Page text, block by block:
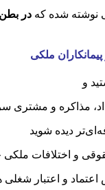
نوشته شده که در بطن
ملکی
و
مذاکره و مشتری
دیده شوید
و اختلافات
اعتماد و اعتبار شغلی